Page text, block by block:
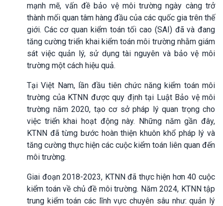
mạnh mẽ, vấn đề bảo vệ môi trường ngày càng trở
thành mối quan tâm hàng đầu của các quốc gia trên thế
giới. Các cơ quan kiểm toán tối cao (SAI) đã và đang
tăng cường triển khai kiểm toán môi trường nhằm giám
sát việc quản lý, sử dụng tài nguyên và bảo vệ môi
trường một cách hiệu quả.
Tại Việt Nam, lần đầu tiên chức năng kiểm toán môi
trường của KTNN được quy định tại Luật Bảo vệ môi
trường năm 2020, tạo cơ sở pháp lý quan trọng cho
việc triển khai hoạt động này. Những năm gần đây,
KTNN đã từng bước hoàn thiện khuôn khổ pháp lý và
tăng cường thực hiện các cuộc kiểm toán liên quan đến
môi trường.
Giai đoạn 2018-2023, KTNN đã thực hiện hơn 40 cuộc
kiểm toán về chủ đề môi trường. Năm 2024, KTNN tập
trung kiểm toán các lĩnh vực chuyên sâu như: quản lý